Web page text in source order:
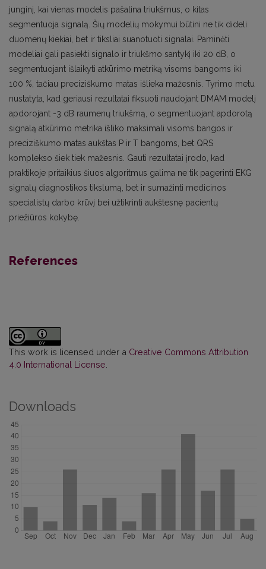
junginį, kai vienas modelis pašalina triukšmus, o kitas
segmentuoja signalą. Šių modelių mokymui būtini ne tik dideli
duomenų kiekiai, bet ir tiksliai suanotuoti signalai. Paminėti
modeliai gali pasiekti signalo ir triukšmo santykį iki 20 dB, o
segmentuojant išlaikyti atkūrimo metriką visoms bangoms iki
100 %, tačiau preciziškumo matas išlieka mažesnis. Tyrimo metu
nustatyta, kad geriausi rezultatai fiksuoti naudojant DMAM modelį
apdorojant -3 dB raumenų triukšmą, o segmentuojant apdorotą
signalą atkūrimo metrika išliko maksimali visoms bangos ir
preciziškumo matas aukštas P ir T bangoms, bet QRS
komplekso šiek tiek mažesnis. Gauti rezultatai įrodo, kad
praktikoje pritaikius šiuos algoritmus galima ne tik pagerinti EKG
signalų diagnostikos tikslumą, bet ir sumažinti medicinos
specialistų darbo krūvį bei užtikrinti aukštesnę pacientų
priežiūros kokybę.
References
This work is licensed under a Creative Commons Attribution
4.0 International License
Downloads